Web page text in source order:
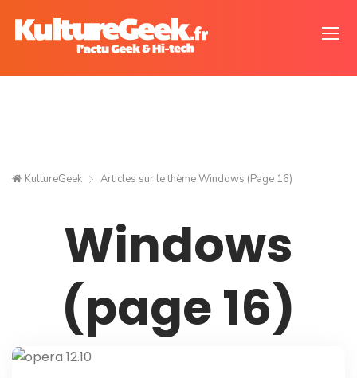
KultureGeek Articles sur le thèmeWindows (Page 16)
Windows
(page 16)